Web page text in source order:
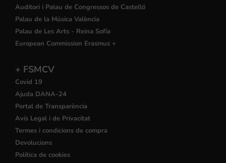
Auditori i Palau de Congressos de Castelló
Palau de la Música València
Palau de Les Arts - Reina Sofía
European Commission Erasmus +
+ FSMCV
Covid 19
Ajuda DANA-24
Portal de Transparència
Avís Legal i de Privacitat
Termes i condicions de compra
Devolucions
Política de cookies